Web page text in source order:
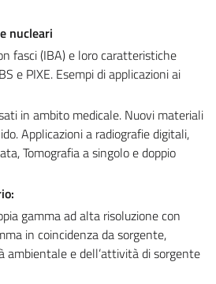
nucleari
fasci (IBA) e loro caratteristiche
e PIXE. Esempi di applicazioni ai
in ambito medicale. Nuovi materiali
Applicazioni a radiografie digitali,
Tomografia a singolo e doppio
gamma ad alta risoluzione con
in coincidenza da sorgente,
ambientale e dell’attività di sorgente